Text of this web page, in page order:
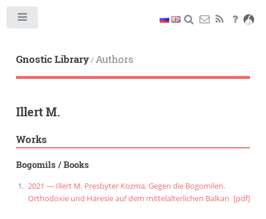
Gnostic Library/Authors
Illert M.
Works
Bogomils/Books
2021 — Illert M. Presbyter Kozma, Gegen die Bogomilen.
Orthodoxie und Häresie auf dem mittelalterlichen Balkan [pdf]